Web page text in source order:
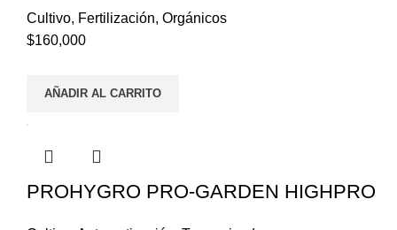
Cultivo, Fertilización, Orgánicos
$160,000
AÑADIR AL CARRITO
PROHYGRO PRO-GARDEN HIGHPRO